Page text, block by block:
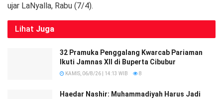
ujar LaNyalla, Rabu (7/4).
Lihat Juga
32 Pramuka Penggalang Kwarcab Pariaman
Ikuti Jamnas XII di Buperta Cibubur
KAMIS, 06/8/26 | 14:13 WIB 8
Haedar Nashir: Muhammadiyah Harus Jadi